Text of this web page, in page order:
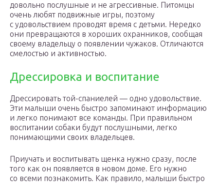
довольно послушные и не агрессивные. Питомцы
очень любят подвижные игры, поэтому
с удовольствием проводят время с детьми. Нередко
они превращаются в хороших охранников, сообщая
своему владельцу о появлении чужаков. Отличаются
смелостью и активностью.
Дрессировка и воспитание
Дрессировать той-спаниелей — одно удовольствие.
Эти малыши очень быстро запоминают информацию
и легко понимают все команды. При правильном
воспитании собаки будут послушными, легко
понимающими своих владельцев.
Приучать и воспитывать щенка нужно сразу, после
того как он появляется в новом доме. Его нужно
со всеми познакомить. Как правило, малыши быстро